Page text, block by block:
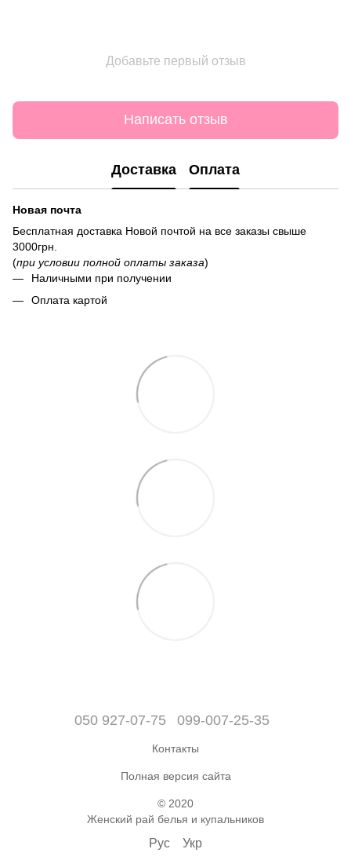
Добавьте первый отзыв
Написать отзыв
Доставка Оплата
Новая почта
Бесплатная доставка Новой почтой на все заказы свыше
3000грн.
(при условии полной оплаты заказа)
Наличными при получении
Оплата картой
050 927-07-75 099-007-25-35
Контакты
Полная версия сайта
© 2020
Женский рай белья и купальников
Рус Укр